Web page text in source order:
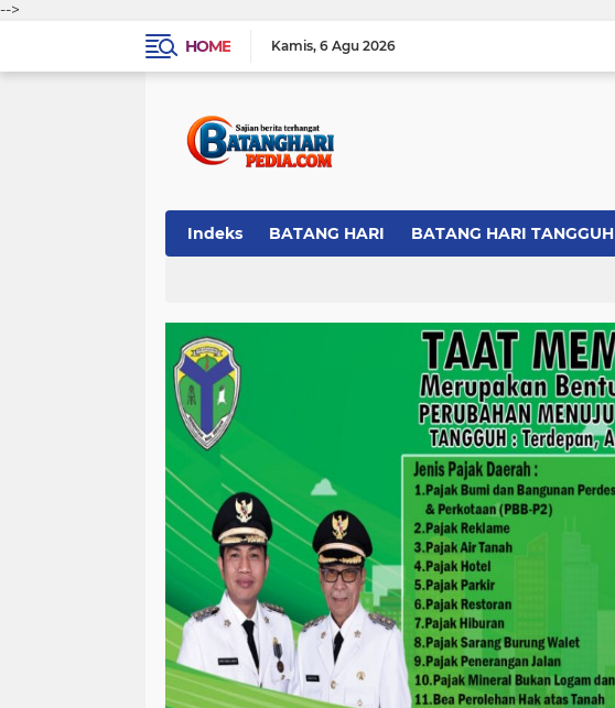
-->
HOME
Kamis 6 Agu 2026
Indeks BATANG HARI BATANG HARI TANGGUH